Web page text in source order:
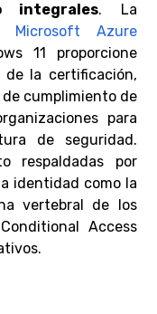
integrales. La
Microsoft Azure
11 proporcione
de la certificación,
cumplimiento de
para
de seguridad.
respaldadas por
identidad como la
vertebral de los
Access